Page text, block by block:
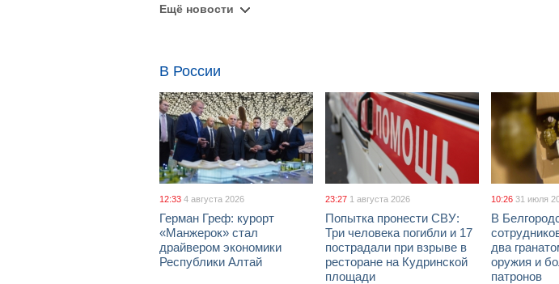
Ещё новости
В России
12:33 4 августа 2026
Герман Греф: курорт
«Манжерок» стал
драйвером экономики
Республики Алтай
23:27 1 августа 2026
Попытка пронести СВУ:
Три человека погибли и 17
пострадали при взрыве в
ресторане на Кудринской
площади
10:26 31 июля
В
два
оружия и
патронов